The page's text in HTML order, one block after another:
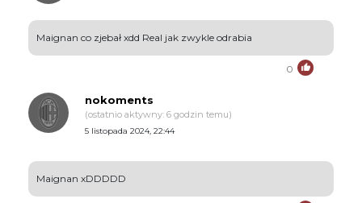
Maignan co zjebał xdd Real jak zwykle odrabia
0
nokoments
(ostatnio aktywny: 6 godzin temu)
5 listopada 2024, 22:44
Maignan xDDDDD